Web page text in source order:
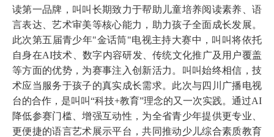
读第一品牌 ，叫叫长期致力于帮助儿童培养阅读素养、语
言表达、艺术审美等核心能力，助力孩子全面成长发展。
此次第五届青少年"金话筒"电视主持大赛中，叫叫将依托
自身在AI技术、数字内容研发、传统文化推广及用户覆盖
等方面的优势，为赛事注入创新活力。叫叫始终相信，技
术应当服务于孩子的真实成长需求。此次与四川广播电视
台的合作，是叫叫“科技+教育”理念的又一次实践。通过AI
降低参赛门槛、增强互动性，为全省青少年提供更专业、
更便捷的语言艺术展示平台，共同推动少儿综合素质教育